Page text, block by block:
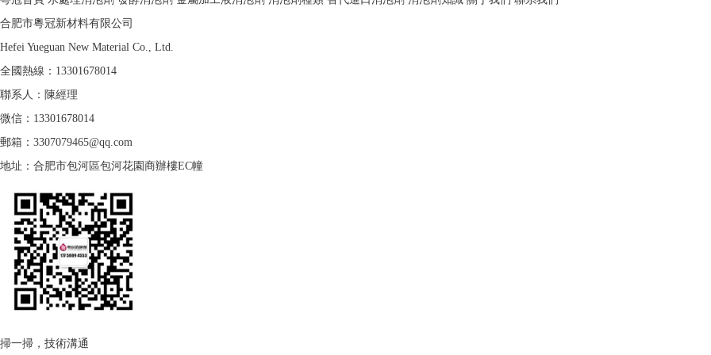
合肥市粵冠新材料有限公司
Hefei Yueguan New Material Co., Ltd.
全國熱線： 13301678014
聯系人：陳經理
微信：13301678014
郵箱：3307079465@qq.com
地址：合肥市包河區包河花園商辦樓EC幢
掃一掃，技術溝通